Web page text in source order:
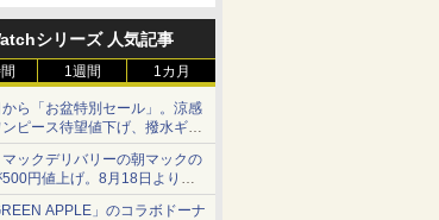
シリーズ 人気記事
1週間 1カ月
ら「お盆特別セール」。涼感
ピース待望値下げ、撥水ギア
円に
ックデリバリーの朝マックの
円値上げ。8月18日より
APPLE」のコラボドーナ